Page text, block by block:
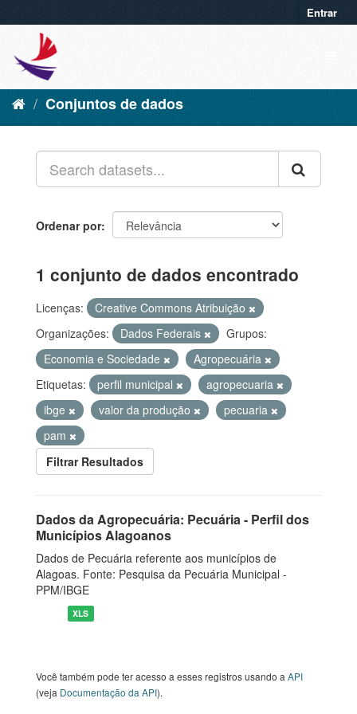
Entrar
Conjuntos de dados
Ordenar por
1 conjunto de dados encontrado
Licenças:
Creative Commons Atribuição
Organizações:
Dados Federais
Grupos:
Economia e Sociedade
Agropecuária
Etiquetas:
perfil municipal
agropecuaria
ibge
valor da produção
pecuaria
pam
Filtrar Resultados
Dados da Agropecuária: Pecuária - Perfil dos
Municípios Alagoanos
Dados de Pecuária referente aos municípios de
Alagoas. Fonte: Pesquisa da Pecuária Municipal -
PPM/IBGE
XLS
Você também pode ter acesso a esses registros usando a API
(veja Documentação da API).